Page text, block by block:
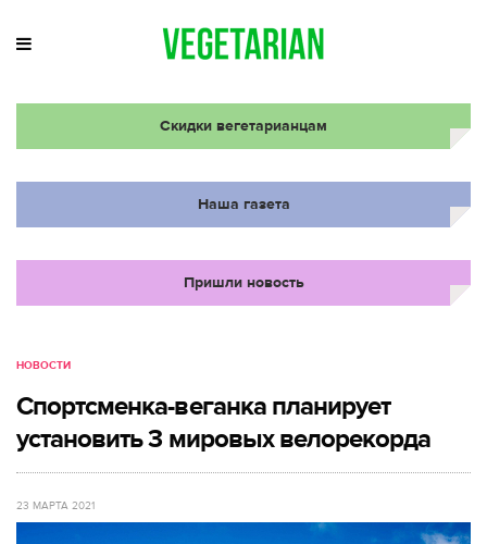
Скидки вегетарианцам
Наша газета
Пришли новость
НОВОСТИ
Спортсменка-веганка планирует
установить 3 мировых велорекорда
23 МАРТА 2021